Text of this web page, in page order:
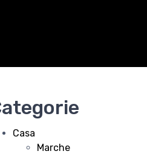
Casa
Marche